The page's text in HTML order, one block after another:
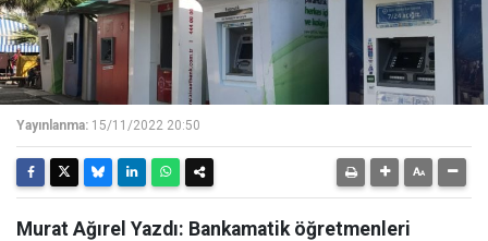
Yayınlanma: 15/11/2022 20:50
Murat Ağırel Yazdı: Bankamatik öğretmenleri